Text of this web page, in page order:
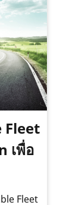
Fleet
เพื่อ
Fleet